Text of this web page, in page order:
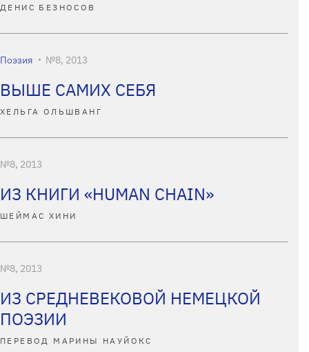
ДЕНИС БЕЗНОСОВ
Поэзия №8, 2013
ВЫШЕ САМИХ СЕБЯ
ХЕЛЬГА ОЛЬШВАНГ
№8, 2013
ИЗ КНИГИ «HUMAN CHAIN»
ШЕЙМАС ХИНИ
№8, 2013
ИЗ СРЕДНЕВЕКОВОЙ НЕМЕЦКОЙ
ПОЭЗИИ
ПЕРЕВОД МАРИНЫ НАУЙОКС